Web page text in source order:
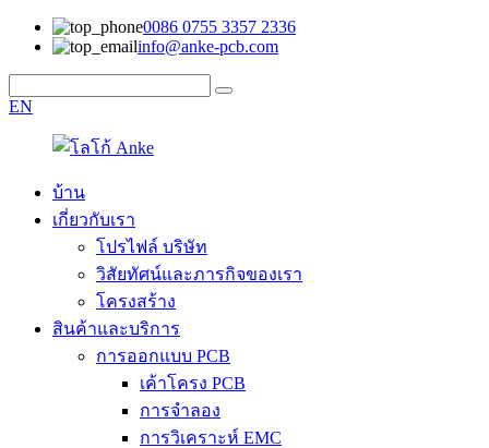
0086 0755 3357 2336
info@anke-pcb.com
EN
บ้าน
เกี่ยวกับเรา
โปรไฟล์ บริษัท
วิสัยทัศน์และภารกิจของเรา
โครงสร้าง
สินค้าและบริการ
การออกแบบ PCB
เค้าโครง PCB
การจำลอง
การวิเคราะห์ EMC